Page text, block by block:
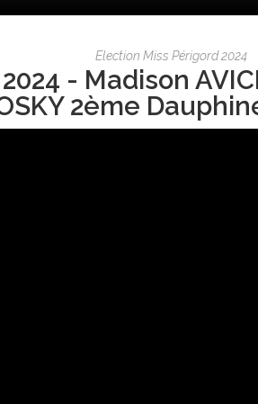
Election Miss Périgord 2024
- Madison
2ème